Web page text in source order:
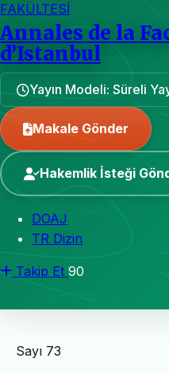
FAKÜLTESİ
Annales de la
d’Istanbul
Yayın Modeli: Süreli
Makale Gönder
Hakemlik İsteği
DOAJ
TR Dizin
Takip Et 90
Sayı 73